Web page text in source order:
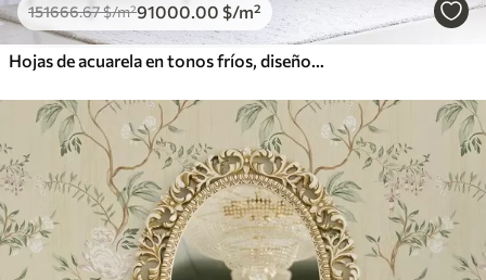
151666.67$/m²91000.00 $/m²
Hojas de acuarela en tonos fríos, diseño minimalista